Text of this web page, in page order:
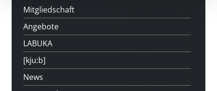
Mitgliedschaft
Angebote
LABUKA
[kju:b]
News